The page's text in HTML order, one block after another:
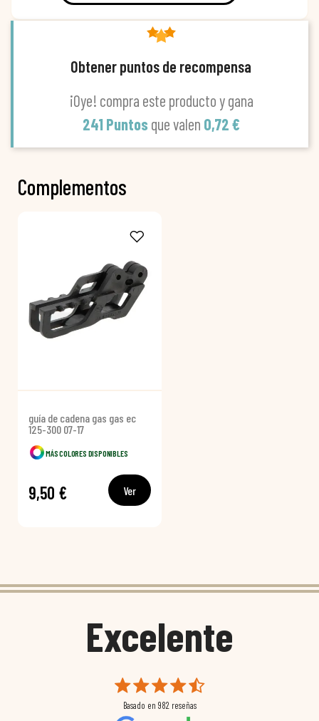
Obtener puntos de recompensa
¡Oye! compra este producto y gana
241 Puntos que valen 0,72 €
Complementos
guía de cadena gas gas ec
125-300 07-17
MÁS COLORES DISPONIBLES
9,50 € Ver
Excelente
Basado en 982 reseñas